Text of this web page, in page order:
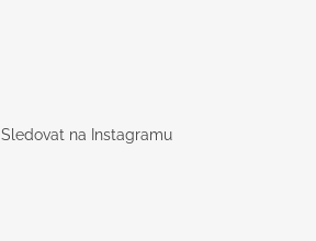
Sledovat na Instagramu